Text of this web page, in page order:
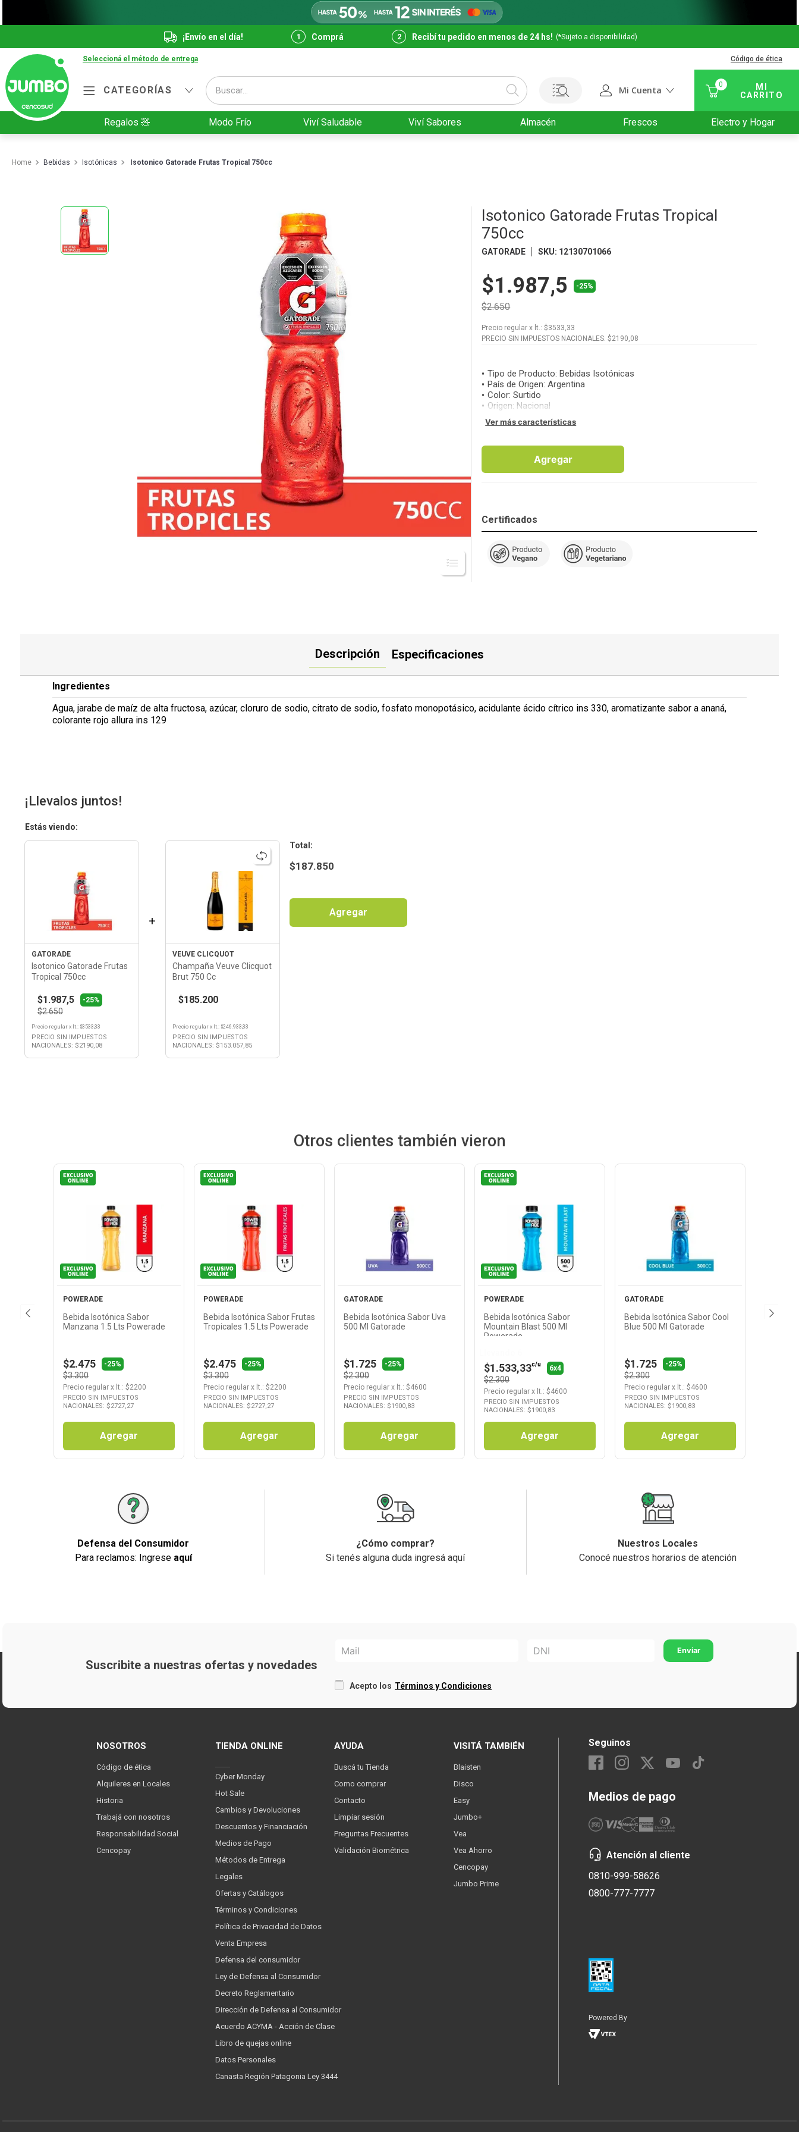
¡Envío en el día! Comprá Recibí tu pedido en menos de 24 hs! (*Sujeto a disponibilidad)
Seleccioná el método de entrega Código de ética
CATEGORÍAS
Buscar...
Mi Cuenta
0
Regalos 🧸 Modo Frío Viví Saludable Viví Sabores Almacén Frescos Electro y Hogar
Bebidas Isotónicas Isotonico Gatorade Frutas Tropical 750cc
Isotonico Gatorade Frutas Tropical
750cc
GATORADE SKU: 12130701066
$1.987,5 -25%
$2.650
Precio regular x lt.: $3533,33
PRECIO SIN IMPUESTOS NACIONALES: $2190,08
Tipo de Producto: Bebidas Isotónicas
País de Origen:Argentina
Color:Surtido
Origen: Nacional
Ver más características
Agregar
Certificados
Descripción Especificaciones
Ingredientes
Agua, jarabe de maíz de alta fructosa, azúcar, cloruro de sodio, citrato de sodio, fosfato monopotásico, acidulante ácido cítrico ins 330, aromatizante sabor a ananá,
colorante rojo allura ins 129
¡Llevalos juntos!
Estás viendo:
GATORADE
Isotonico Gatorade Frutas
Tropical 750cc
$1.987,5 -25%
$2.650
Precio regularx lt.: $3533,33
PRECIO SIN IMPUESTOS
NACIONALES: $2190,08
+
VEUVE CLICQUOT
Champaña Veuve Clicquot
Brut 750 Cc
$185.200
Precio regularx lt.: $246.933,33
PRECIO SIN IMPUESTOS
NACIONALES: $153.057,85
:
$187.850
Agregar
Otros clientes también vieron
Ver
Producto
POWERADE
Bebida Isotónica Sabor
Manzana 1.5 Lts Powerade
$2.475 -25%
$3.300
Precio regular x lt.: $2200
PRECIO SIN IMPUESTOS
NACIONALES: $2727,27
Agregar
Ver
Producto
POWERADE
Bebida Isotónica Sabor Frutas
Tropicales 1.5 Lts Powerade
$2.475 -25%
$3.300
Precio regular x lt.: $2200
PRECIO SIN IMPUESTOS
NACIONALES: $2727,27
Agregar
Ver
Producto
GATORADE
Bebida Isotónica Sabor Uva
500 Ml Gatorade
$1.725 -25%
$2.300
Precio regular x lt.: $4600
PRECIO SIN IMPUESTOS
NACIONALES: $1900,83
Agregar
Ver
Producto
POWERADE
Bebida Isotónica Sabor
Mountain Blast 500 Ml
Powerade
$1.533,33c/u 6x4
$2.300
Precio regular x lt.: $4600
PRECIO SIN IMPUESTOS
NACIONALES: $1900,83
Agregar
Ver
Producto
GATORADE
Bebida Isotónica Sabor Cool
Blue 500 Ml Gatorade
$1.725 -25%
$2.300
Precio regular x lt.: $4600
PRECIO SIN IMPUESTOS
NACIONALES: $1900,83
Agregar
Defensa del Consumidor
Para reclamos: Ingrese aquí
¿Cómo comprar?
Si tenés alguna duda ingresá aquí
Nuestros Locales
Conocé nuestros horarios de atención
Suscribite a nuestras ofertas y novedades
Acepto los Términos y Condiciones
NOSOTROS
Código de ética
Alquileres en Locales
Historia
Trabajá con nosotros
Responsabilidad Social
Cencopay
TIENDA ONLINE
Cyber Monday
Hot Sale
Cambios y Devoluciones
Descuentos y Financiación
Medios de Pago
Métodos de Entrega
Legales
Ofertas y Catálogos
Términos y Condiciones
Política de Privacidad de Datos
Venta Empresa
Defensa del consumidor
Ley de Defensa al Consumidor
Decreto Reglamentario
Dirección de Defensa al Consumidor
Acuerdo ACYMA - Acción de Clase
Libro de quejas online
Datos Personales
Canasta Región Patagonia Ley 3444
AYUDA
Buscá tu Tienda
Como comprar
Contacto
Limpiar sesión
Preguntas Frecuentes
Validación Biométrica
VISITÁ TAMBIÉN
Blaisten
Disco
Easy
Jumbo+
Vea
Vea Ahorro
Cencopay
Jumbo Prime
Seguinos
Medios de pago
Atención al cliente
0810-999-58626
0800-777-7777
Powered By
Términos más buscados
2.
Cafe